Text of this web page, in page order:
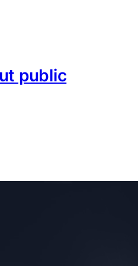
public